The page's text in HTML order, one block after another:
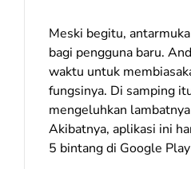
Meski begitu,
bagi pengguna baru.
waktu untuk
fungsinya. Di samping
mengeluhkan
Akibatnya, aplikasi ini
5 bintang di Google